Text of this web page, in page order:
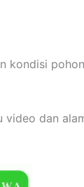
kondisi
video dan